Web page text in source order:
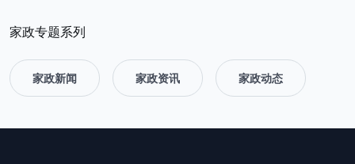
家政专题系列
家政新闻 家政资讯 家政动态